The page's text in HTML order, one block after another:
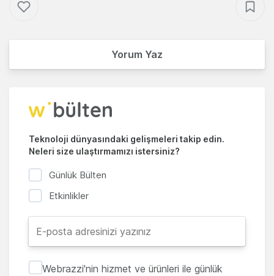
Yorum Yaz
Teknoloji dünyasındaki gelişmeleri takip edin.
Neleri size ulaştırmamızı istersiniz?
Günlük Bülten
Etkinlikler
Webrazzi'nin hizmet ve ürünleri ile günlük